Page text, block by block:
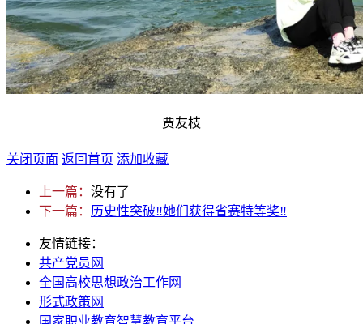
贾友枝
关闭页面 返回首页 添加收藏
上一篇： 没有了
下一篇： 历史性突破‼️她们获得省赛特等奖‼️
友情链接：
共产党员网
全国高校思想政治工作网
形式政策网